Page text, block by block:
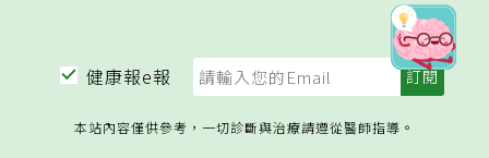
健康報e報
本站內容僅供參考，一切診斷與治療請遵從醫師指導。